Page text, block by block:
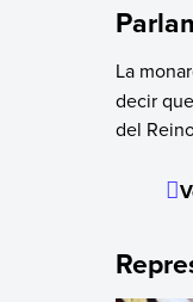
La
decir
del